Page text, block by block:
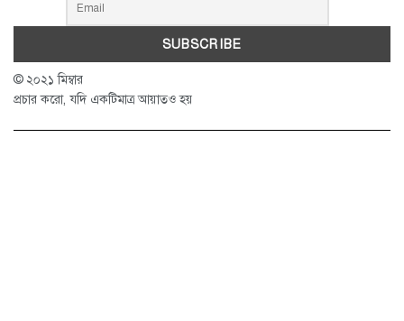
© ২০২১ মিম্বার
প্রচার করো, যদি একটিমাত্র আয়াতও হয়